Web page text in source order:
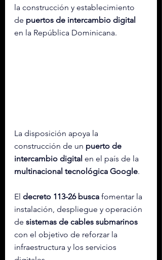
la construcción y establecimiento
de puertos de intercambio digital
en la República Dominicana.
La disposición apoya la
construcción de un puerto de
intercambio digital en el país de la
multinacional tecnológica Google.
El decreto 113-26 busca fomentar la
instalación, despliegue y operación
de sistemas de cables submarinos
con el objetivo de reforzar la
infraestructura y los servicios